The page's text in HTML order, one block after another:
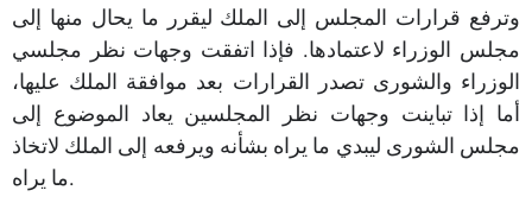
وترفع قرارات المجلس إلى الملك ليقرر ما يحال منها إلى
مجلس الوزراء لاعتمادها. فإذا اتفقت وجهات نظر مجلسي
الوزراء والشورى تصدر القرارات بعد موافقة الملك عليها،
أما إذا تباينت وجهات نظر المجلسين يعاد الموضوع إلى
مجلس الشورى ليبدي ما يراه بشأنه ويرفعه إلى الملك لاتخاذ
ما يراه.